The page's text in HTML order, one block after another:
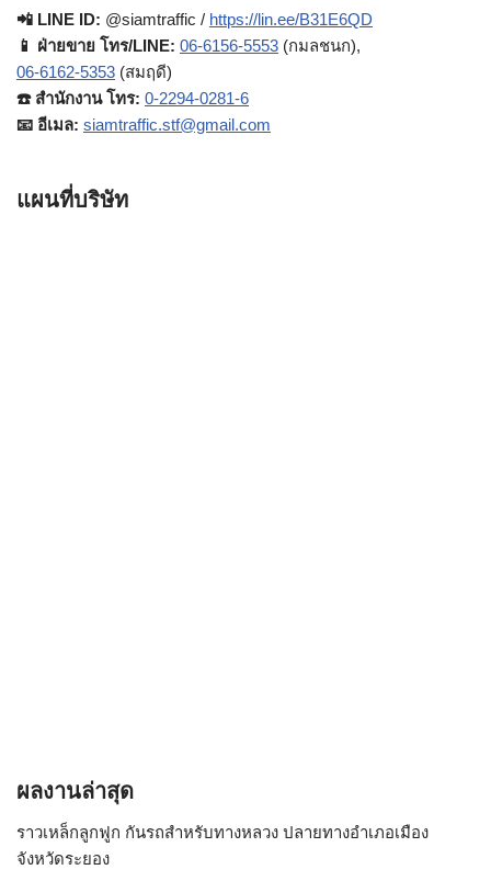
📲 LINE ID: @siamtraffic / https://lin.ee/B31E6QD
📱 ฝ่ายขาย โทร/LINE: 06-6156-5553 (กมลชนก),
06-6162-5353 (สมฤดี)
☎️ สำนักงาน โทร: 0-2294-0281-6
📧 อีเมล: siamtraffic.stf@gmail.com
แผนที่บริษัท
ผลงานล่าสุด
ราวเหล็กลูกฟูก กันรถสําหรับทางหลวง ปลายทางอำเภอเมือง
จังหวัดระยอง